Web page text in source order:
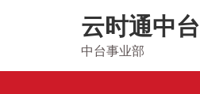
云时通中台
中台事业部